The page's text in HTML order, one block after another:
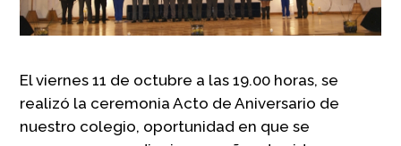
El viernes 11 de octubre a las 19.00 horas, se
realizó la ceremonia Acto de Aniversario de
nuestro colegio, oportunidad en que se